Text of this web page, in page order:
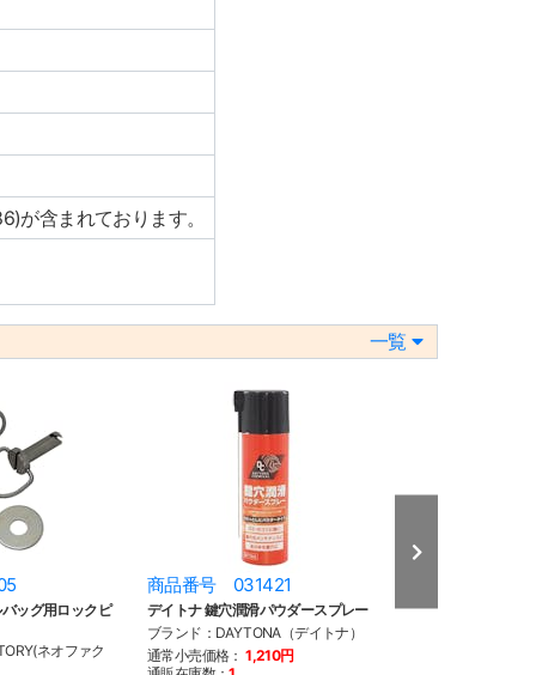
含まれております。
一覧
ッグ用ロックピ
ネオファク
商品番号 031421
デイトナ 鍵穴潤滑パウダースプレー
ブランド：DAYTONA（デイトナ）
通常小売価格： 1,210円
95y- ツアラーサ